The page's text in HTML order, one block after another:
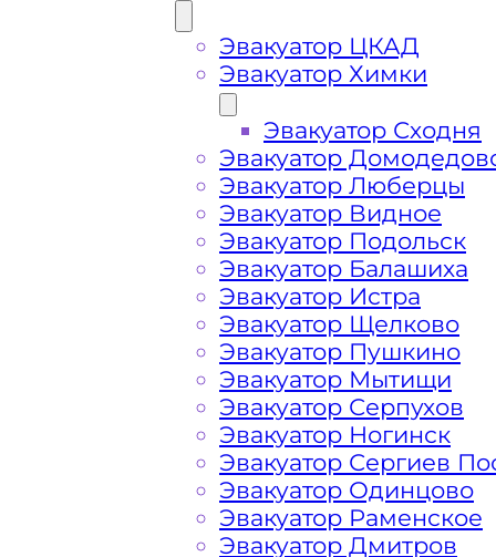
Как
Перевозка автомобиля по
и срочно – это возможность
проблемы с автомобилем и
Эвакуатор ЦКАД
Эвакуатор Химки
Эвакуатор Сходня
Эвакуатор
Эвакуатор Люберцы
Эвакуатор Видное
Эвакуатор Подольск
Эвакуатор Балашиха
Эвакуатор Истра
Эвакуатор Щелково
Эвакуатор Пушкино
Эвакуатор Мытищи
Эвакуатор Серпухов
Эвакуатор Ногинск
Эвакуатор Сергиев
Эвакуатор Одинцово
Эвакуатор Раменское
Эвакуатор Дмитров